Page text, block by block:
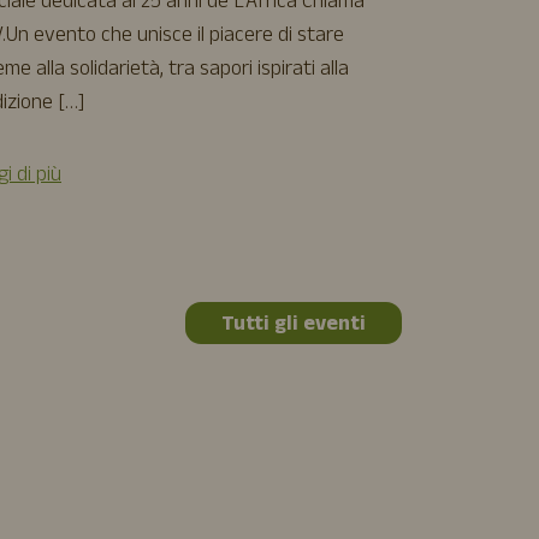
evento che unisce il piacere di stare
alla solidarietà, tra sapori ispirati alla
[…]
di più
Tutti gli eventi